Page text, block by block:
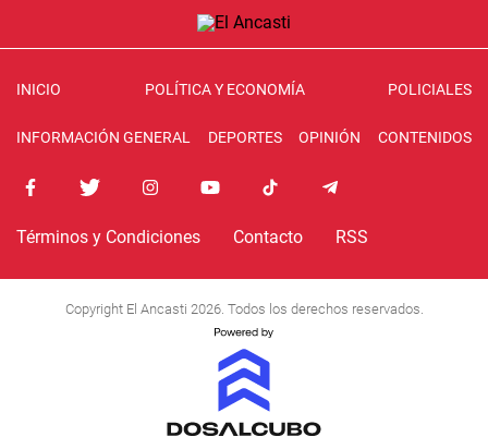
INICIO POLÍTICA Y ECONOMÍA POLICIALES
INFORMACIÓN GENERAL DEPORTES OPINIÓN CONTENIDOS
Términos y Condiciones Contacto RSS
Copyright El Ancasti 2026. Todos los derechos reservados.